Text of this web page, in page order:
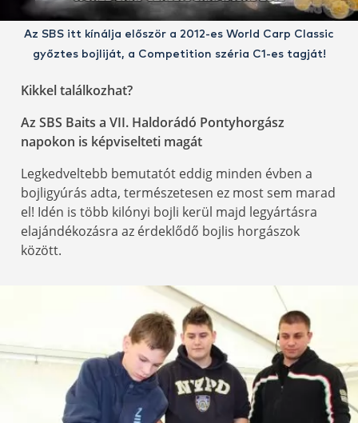
Az SBS itt kínálja először a 2012-es World Carp Classic
győztes bojliját, a Competition széria C1-es tagját!
Kikkel találkozhat?
Az SBS Baits a VII. Haldorádó Pontyhorgász
napokon is képviselteti magát
Legkedveltebb bemutatót eddig minden évben a
bojligyúrás adta, természetesen ez most sem marad
el! Idén is több kilónyi bojli kerül majd legyártásra
elajándékozásra az érdeklődő bojlis horgászok
között.